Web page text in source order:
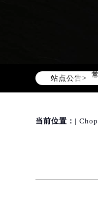
站点公告>
当前位置： |